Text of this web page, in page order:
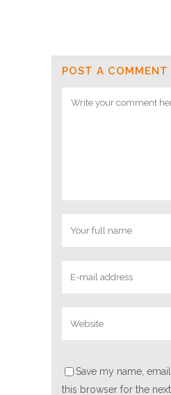
POST A COMMENT
Save my name,
this browser for the